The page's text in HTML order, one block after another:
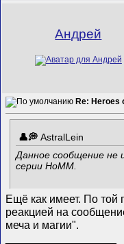
Андрей
Re: Heroes
AstralLein
Данное сообщение не
серии HoMM.
Ещё как имеет. По той
реакцией на
меча и магии".